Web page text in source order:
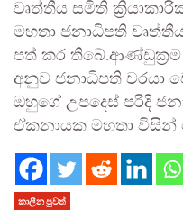
වෘත්තීය සමිති
මහතා ජනාධිපති
පත් කර තිබේ.ආණ්ඩුක්‍රම
අනුව ජනාධිපති වරයා
ඔහුගේ උපදෙස් පරිදි
ඒකනායක මහතා විසින්
කාලීන පුවත්